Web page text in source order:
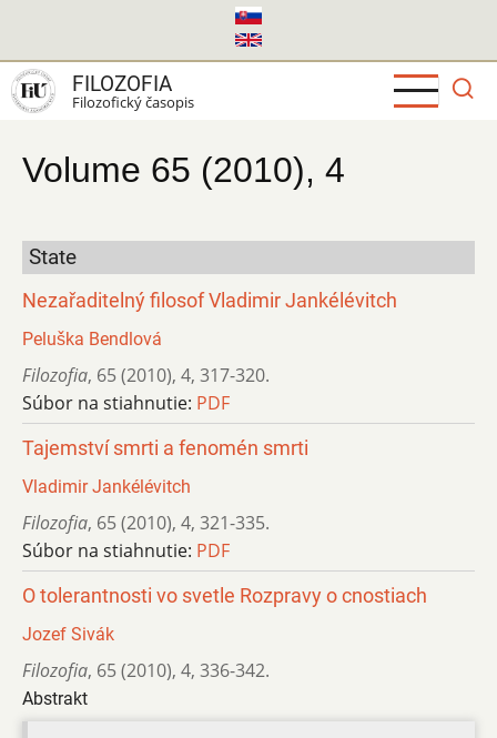
hlavný
obsah
FILOZOFIA
Filozofický časopis
Volume 65 (2010), 4
State
Nezařaditelný filosof Vladimir Jankélévitch
Peluška Bendlová
Filozofia, 65 (2010), 4, 317-320.
Súbor na stiahnutie: PDF
Tajemství smrti a fenomén smrti
Vladimir Jankélévitch
Filozofia, 65 (2010), 4, 321-335.
Súbor na stiahnutie: PDF
O tolerantnosti vo svetle Rozpravy o cnostiach
Jozef Sivák
Filozofia, 65 (2010), 4, 336-342.
Abstrakt